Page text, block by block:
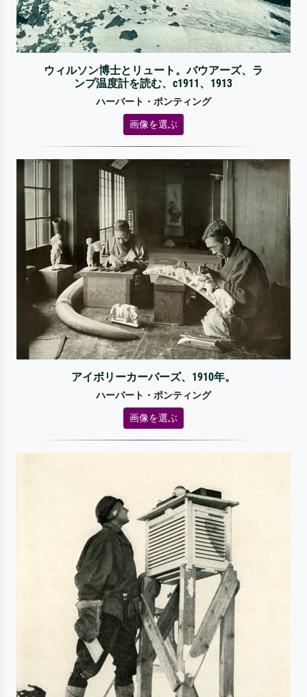
ウィルソン博士とリュート。バウアーズ、ラ
ンプ温度計を読む、c1911、1913
ハーバート・ポンティング
画像を選ぶ
アイボリーカーバーズ、1910年。
ハーバート・ポンティング
画像を選ぶ